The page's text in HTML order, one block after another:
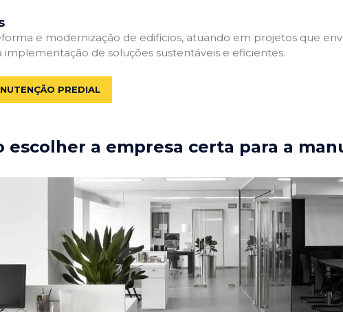
e modernização de edifícios, atuando em projetos que
implementação de soluções sustentáveis e eficientes.
PREDIAL
escolher a empresa certa para a